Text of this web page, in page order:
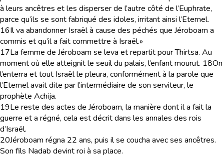
à leurs ancêtres et les disperser de l’autre côté de l’Euphrate,
parce qu’ils se sont fabriqué des idoles, irritant ainsi l’Eternel.
16Il va abandonner Israël à cause des péchés que Jéroboam a
commis et qu’il a fait commettre à Israël.»
17La femme de Jéroboam se leva et repartit pour Thirtsa. Au
moment où elle atteignit le seuil du palais, l’enfant mourut. 18On
l’enterra et tout Israël le pleura, conformément à la parole que
l’Eternel avait dite par l’intermédiaire de son serviteur, le
prophète Achija.
19Le reste des actes de Jéroboam, la manière dont il a fait la
guerre et a régné, cela est décrit dans les annales des rois
d’Israël.
20Jéroboam régna 22 ans, puis il se coucha avec ses ancêtres.
Son fils Nadab devint roi à sa place.